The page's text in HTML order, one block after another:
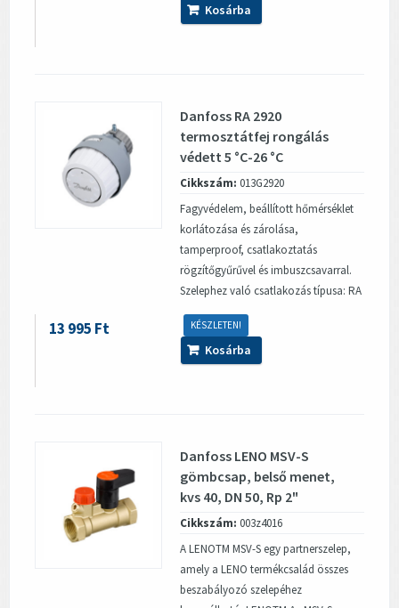
Kosárba
Danfoss RA 2920
termosztátfej rongálás
védett 5 °C-26 °C
Cikkszám: 013G2920
Fagyvédelem, beállított hőmérséklet
korlátozása és zárolása,
tamperproof, csatlakoztatás
rögzítőgyűrűvel és imbuszcsavarral.
Szelephez való csatlakozás típusa: RA
KÉSZLETEN!
13 995 Ft
Kosárba
Danfoss LENO MSV-S
gömbcsap, belső menet,
kvs 40, DN 50, Rp 2"
Cikkszám: 003z4016
A LENOTM MSV-S egy partnerszelep,
amely a LENO termékcsalád összes
beszabályozó szelepéhez